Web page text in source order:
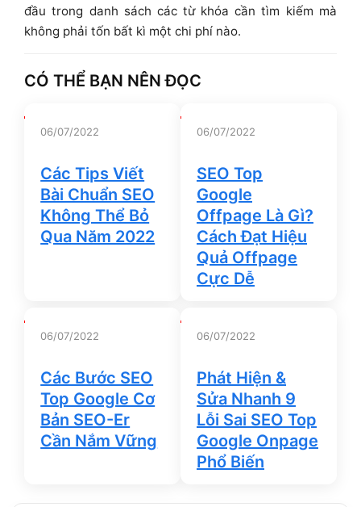
đầu trong danh sách các từ khóa cần tìm kiếm mà
không phải tốn bất kì một chi phí nào.
CÓ THỂ BẠN NÊN ĐỌC
06/07/2022
Các Tips Viết
Bài Chuẩn SEO
Không Thể Bỏ
Qua Năm 2022
06/07/2022
SEO Top
Google
Offpage Là Gì?
Cách Đạt Hiệu
Quả Offpage
Cực Dễ
06/07/2022
Các Bước SEO
Top Google Cơ
Bản SEO-Er
Cần Nắm Vững
06/07/2022
Phát Hiện &
Sửa Nhanh 9
Lỗi Sai SEO Top
Google Onpage
Phổ Biến